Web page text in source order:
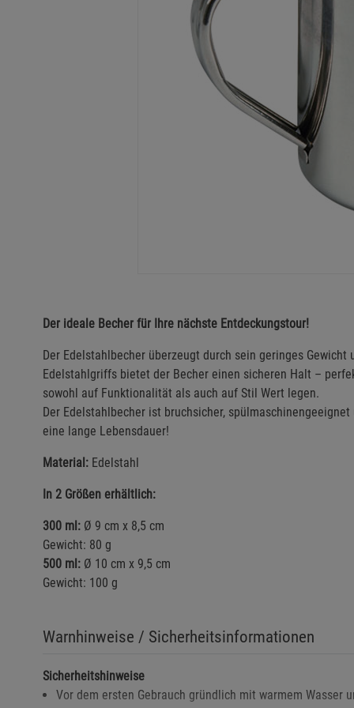
Der ideale Becher für Ihre nächste Entdeckungstour!
Der Edelstahlbecher überzeugt durch sein geringes
Edelstahlgriffs bietet der Becher einen sicheren Halt –
sowohl auf Funktionalität als auch auf Stil Wert legen.
Der Edelstahlbecher ist bruchsicher,
eine lange Lebensdauer!
Material: Edelstahl
In 2 Größen erhältlich:
300 ml: Ø 9 cm x 8,5 cm
Gewicht: 80 g
500 ml: Ø 10 cm x 9,5 cm
Gewicht: 100 g
Warnhinweise / Sicherheitsinformationen
Sicherheitshinweise
Vor dem ersten Gebrauch gründlich mit warmem Wasser